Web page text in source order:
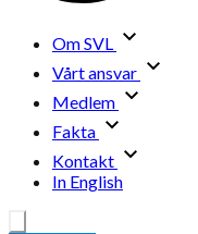
Om SVL
Vårt ansvar
Medlem
Fakta
Kontakt
In English